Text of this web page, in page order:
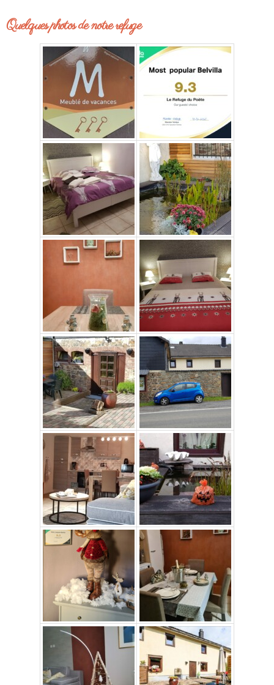
Quelques photos de notre refuge